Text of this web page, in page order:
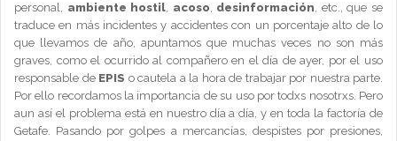
personal, ambiente hostil, acoso, desinformación, etc., que se
traduce en más incidentes y accidentes con un porcentaje alto de lo
que llevamos de año, apuntamos que muchas veces no son más
graves, como el ocurrido al compañero en el día de ayer, por el uso
responsable de EPIS o cautela a la hora de trabajar por nuestra parte.
Por ello recordamos la importancia de su uso por todxs nosotrxs. Pero
aun así el problema está en nuestro día a día, y en toda la factoría de
Getafe. Pasando por golpes a mercancías, despistes por presiones,